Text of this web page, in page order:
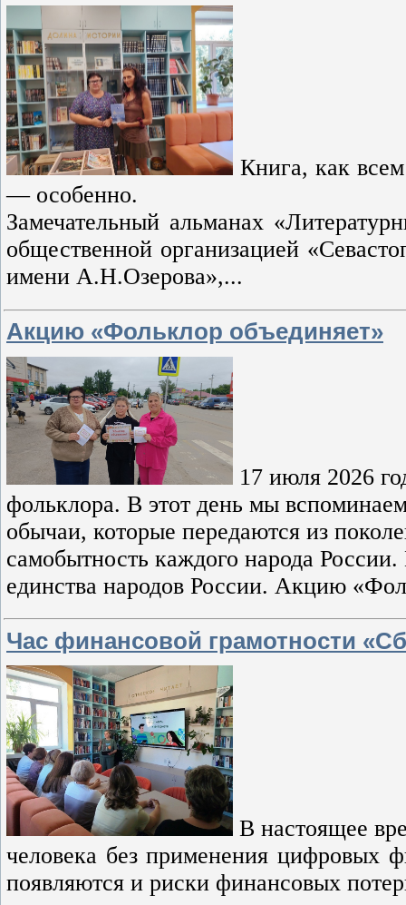
Книга, как
— особенно.
Замечательный альманах
общественной организацией
имени А.Н.Озерова»,...
Акцию «Фольклор объединяет»
17 июля 2026
фольклора. В этот день мы
обычаи, которые передаются из
самобытность каждого народа
единства народов России. Акцию
Час финансовой грамотности
В настоящее
человека без применения цифровых
появляются и риски финансовых